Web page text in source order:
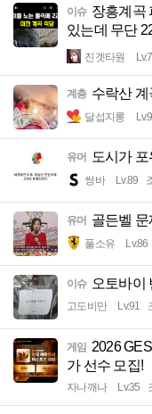
이슈 장흥계곡
있는데 무단
진겟타원
계층 수락산
달섭지롱
유머 도시가
썽바 Lv.89
유머 골든벨 문
풀소유 Lv.86
이슈 오토바이
고도비만 Lv.91
게임 2026
가 선수 모집!
자나깨나 Lv.35